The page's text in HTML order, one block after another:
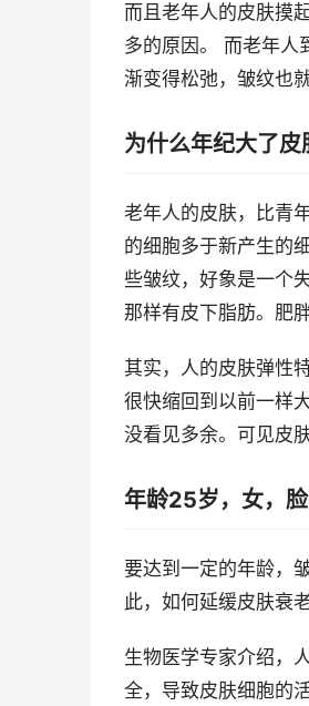
而且老年人的皮肤摸
多的原因。 而老年人
渐变得松弛，皱纹也
为什么年纪大了
老年人的皮肤，比青
的细胞多于新产生的
些皱纹，好象是一个
那样有皮下脂肪。肥
其实，人的皮肤弹性
很快缩回到以前一样
没看见多余。可见皮
年龄25岁，女，
要达到一定的年龄，
此，如何延缓皮肤衰
生物医学专家介绍，
全，导致皮肤细胞的